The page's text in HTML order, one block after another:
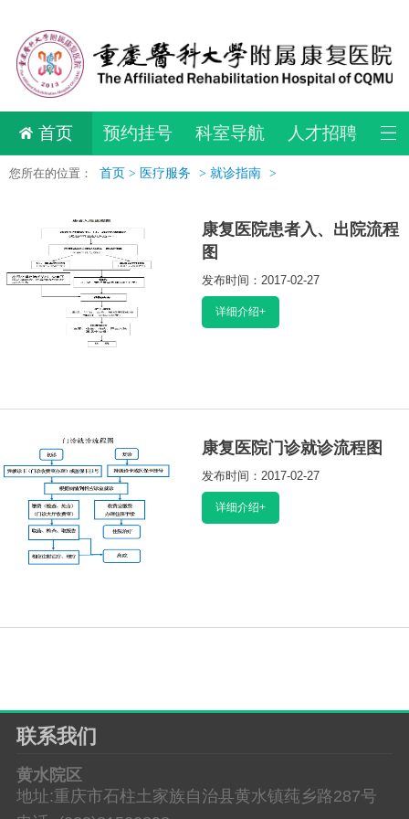
首页 预约挂号 科室导航 人才招聘
您所在的位置： 首页 > 医疗服务 > 就诊指南 >
康复医院患者入、出院流程
图
发布时间：2017-02-27
阅读：10253
详细介绍+
康复医院门诊就诊流程图
发布时间：2017-02-27
阅读：10369
详细介绍+
联系我们
黄水院区
地址:重庆市石柱土家族自治县黄水镇莼乡路287号